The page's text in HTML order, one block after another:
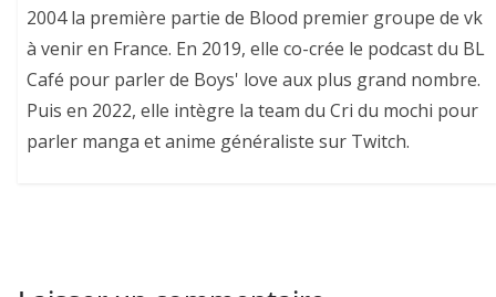
2004 la première partie de Blood premier groupe de vk
à venir en France. En 2019, elle co-crée le podcast du BL
Café pour parler de Boys' love aux plus grand nombre.
Puis en 2022, elle intègre la team du Cri du mochi pour
parler manga et anime généraliste sur Twitch.